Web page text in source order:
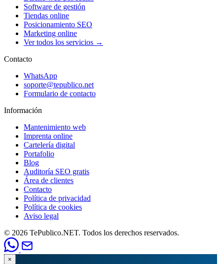
Software de gestión
Tiendas online
Posicionamiento SEO
Marketing online
Ver todos los servicios →
Contacto
WhatsApp
soporte@tepublico.net
Formulario de contacto
Información
Mantenimiento web
Imprenta online
Cartelería digital
Portafolio
Blog
Auditoría SEO gratis
Área de clientes
Contacto
Política de privacidad
Política de cookies
Aviso legal
© 2026 TePublico.NET. Todos los derechos reservados.
×